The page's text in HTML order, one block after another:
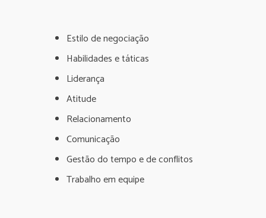
Estilo de negociação
Habilidades e táticas
Liderança
Atitude
Relacionamento
Comunicação
Gestão do tempo e de conflitos
Trabalho em equipe